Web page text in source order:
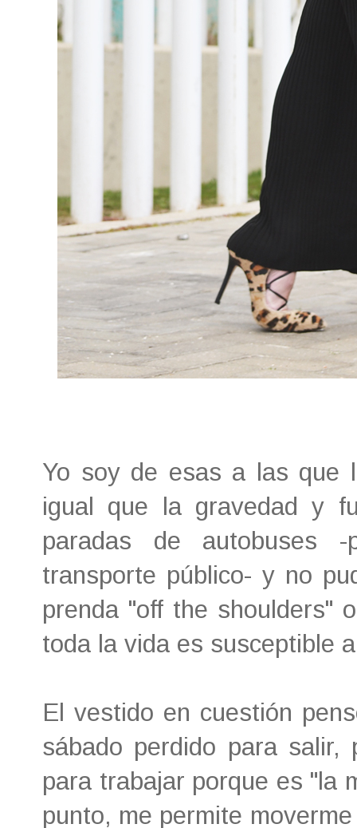
Yo soy de esas a las que
igual que la gravedad y
paradas de autobuses
transporte público- y no
prenda "off the shoulders"
toda la vida es susceptible
El vestido en cuestión
sábado perdido para salir,
para trabajar porque es "la
punto, me permite